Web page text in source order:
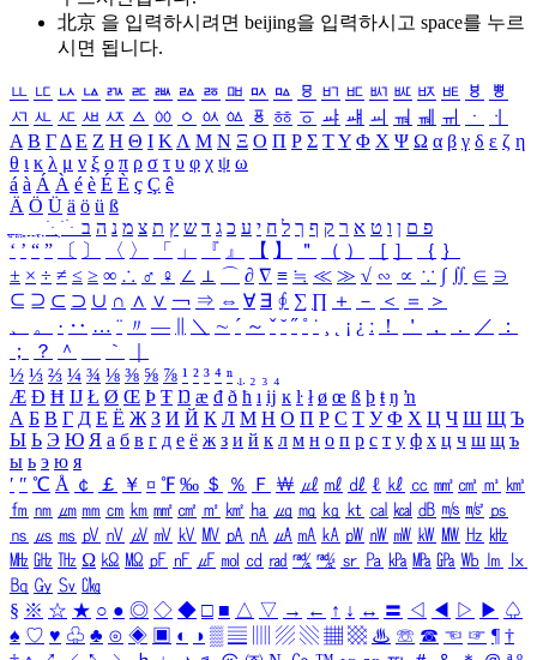
北京 을 입력하시려면 beijing을 입력하시고 space를 누르
시면 됩니다.
ㅥ ㅦ ㅧ ㅨ ㅩ ㅪ ㅫ ㅬ ㅭ ㅮ ㅯ ㅰ ㅱ ㅲ ㅳ ㅴ ㅵ ㅶ ㅷ ㅸ
ㅹ
ㅺ ㅻ ㅼ ㅽ ㅾ ㅿ ㆀ ㆁ ㆂ ㆃ ㆄ ㆅ ㆆ ㆇ ㆈ ㆉ ㆊ ㆋ ㆌ ㆍ
ㆎ
Α Β ΓΔ Ε Ζ Η Θ Ι ΚΛ Μ Ν Ξ Ο Π Ρ Σ ΤΥ Φ Χ Ψ Ω α β γ δ ε ζ η
θ ι κ λ μ ν ξ ο π ρ σ τ υ φ χ ψ ω
á à Á À é è É È ç Ç ê
Ä Ö Ü ä ö ü ß
ִֶֹ ֻּ ׁׂ פ ם ן ו ט א ר ק ף ך ל ח י ע כ ג ד ש ץ ת צ מ נ ה ב
‘ ’ “ ” 〔 〕 〈 〉 「 」 『 』 【 】 ＂ （ ） ［ ］ ｛ ｝
± × ÷ ≠ ≤ ≥ ∞ ∴ ♂ ♀ ∠ ⊥ ⌒ ∂ ∇ ≡ ≒ ≪ ≫ √ ∽ ∝ ∵ ∫ ∬ ∈ ∋
⊆ ⊇ ⊂ ⊃ ∪ ∩ ∧ ∨ ￢ ⇒ ⇔ ∀ ∃ ∮ ∑ ∏ ＋ － ＜ ＝
＞
、
。 · ‥ … ¨ 〃 ― ＼ ∼ ´ ～ ˇ ˘ ˝ ˚ ˙ ¸ ¡ ¿ ː ！ ＇ ， ． ／
：
；
？ ＾ ｀
½ ⅓ ⅔ ¼ ¾ ⅛ ⅜ ⅝ ⅞ ¹ ² ³ ⁴ ⁿ ₁ ₂ ₃ ₄
Æ Ð Ħ Ĳ Ł Ø Œ Þ Ŧ Ŋ æ đ ð ħ ı ĳ ĸ ŀ ł ø œ ß þ ŧ ŋ ŉ
А Б В Г Д Е Ё Ж З И Й К Л М Н О П Р С Т У Ф Х Ц Ч Ш Щ Ъ
Ы Ь Э Ю Я а б в г д е ё ж з и й к л м н о п р с т у ф х ц ч ш щ ъ
ы ь э ю я
′ ″ ℃ Å ￠ ￡ ￥ ¤ ℉ ‰ ＄ ％ Ｆ ￦ ㎕ ㎖ ㎗ ℓ ㎘ ㏄ ㎣ ㎤ ㎥ ㎦
㎙ ㎚ ㎛ ㎜ ㎝ ㎞ ㎟ ㎠ ㎡ ㎢ ㏊ ㎍ ㎎ ㎏ ㏏ ㎈ ㎉ ㏈ ㎧ ㎨ ㎰
㎱ ㎲ ㎳ ㎴ ㎵ ㎶ ㎷ ㎸ ㎹ ㎀ ㎁ ㎂ ㎃ ㎄ ㎺ ㎻ ㎽ ㎾ ㎿ ㎐ ㎑
㎒ ㎓ ㎔ Ω ㏀ ㏁ ㎊ ㎋ ㎌ ㏖ ㏅ ㎭ ㎮ ㎯ ㏛ ㎩ ㎪ ㎫ ㎬ ㏝ ㏐
㏓
㏃ ㏉ ㏜ ㏆
§ ※ ☆ ★ ○ ● ◎ ◇ ◆ □ ■ △ ▽ → ← ↑ ↓ ↔ 〓 ◁ ◀ ▷ ▶ ♤
♠ ♡ ♥ ♧ ♣ ⊙ ◈ ▣ ◐ ◑ ▒ ▤ ▨ ▧ ▦ ▩ ♨ ☏ ☎ ☜ ☞ ¶ †